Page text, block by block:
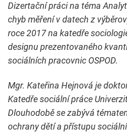
Dizertační práci na téma
chyb měření v datech z
roce 2017 na katedře
designu prezentovaného
sociálních pracovnic OSPOD.
Mgr. Kateřina Hejnová je
Katedře sociální práce
Dlouhodobě se zabývá
ochrany dětí a přístupu